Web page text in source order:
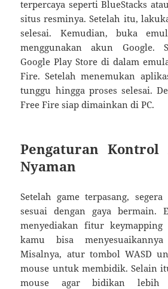
terpercaya seperti BlueStacks
situs resminya. Setelah itu,
selesai. Kemudian, buka
menggunakan akun Google.
Google Play Store di dalam
Fire. Setelah menemukan
tunggu hingga proses selesai.
Free Fire siap dimainkan di PC.
Pengaturan Kontrol
Nyaman
Setelah game terpasang,
sesuai dengan gaya bermain.
menyediakan fitur keymapping
kamu bisa
Misalnya, atur tombol WASD
mouse untuk membidik. Selain
mouse agar bidikan lebih